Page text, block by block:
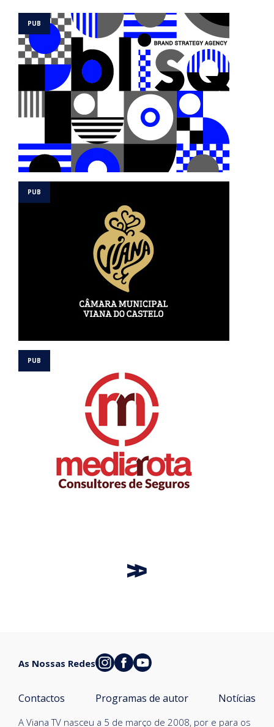
A Viana TV nasceu a 5 de março de 2008, por e para os
Contactos Programas de autor Notícias
As Nossas Redes